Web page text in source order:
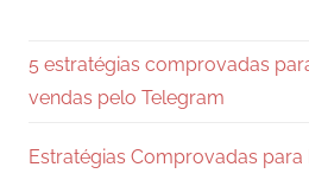
5 estratégias comprovadas
vendas pelo Telegram
Estratégias Comprovadas